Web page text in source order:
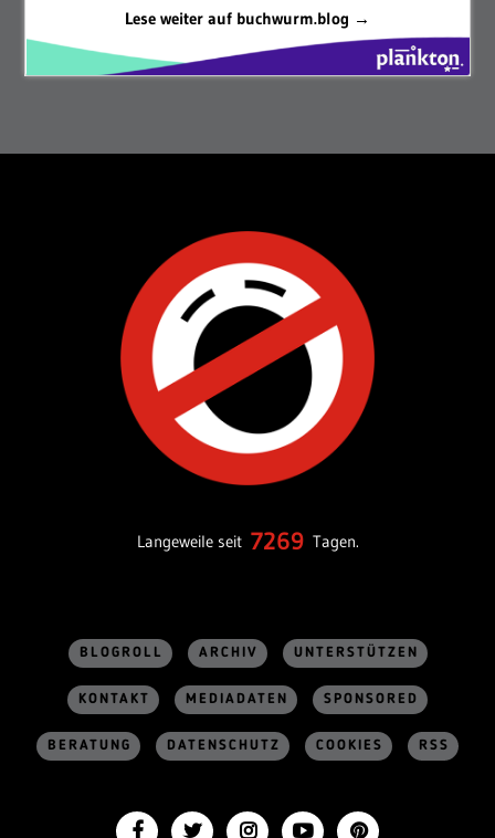
Lese weiter auf buchwurm.blog →
Langeweile seit 7269 Tagen.
BLOGROLL ARCHIV UNTERSTÜTZEN
KONTAKT MEDIADATEN SPONSORED
BERATUNG DATENSCHUTZ COOKIES RSS